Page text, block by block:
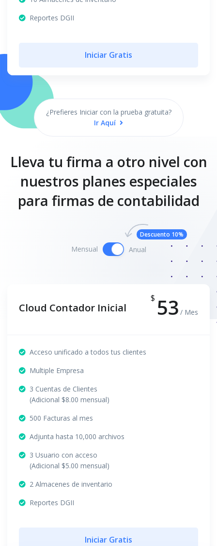
Reportes DGII
Iniciar Gratis
¿Prefieres Iniciar con la prueba gratuita?
Ir Aquí
Lleva tu firma a otro nivel con
nuestros planes especiales
para firmas de contabilidad
Mensual Anual
Descuento 10%
Cloud Contador Inicial
$ 53 / Mes
Acceso unificado a todos tus clientes
Multiple Empresa
3 Cuentas de Clientes
(Adicional $8.00 mensual)
500 Facturas al mes
Adjunta hasta 10,000 archivos
3 Usuario con acceso
(Adicional $5.00 mensual)
2 Almacenes de inventario
Reportes DGII
Iniciar Gratis